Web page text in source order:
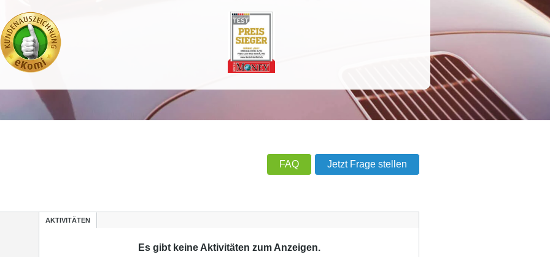
FAQ Jetzt Frage stellen
AKTIVITÄTEN
Es gibt keine Aktivitäten zum Anzeigen.